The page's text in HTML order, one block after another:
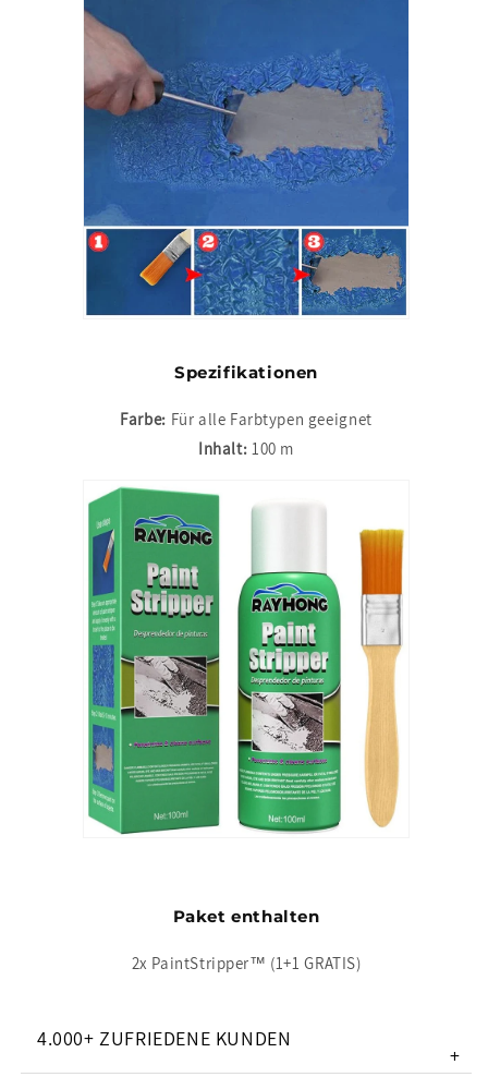
Spezifikationen
Farbe: Für alle Farbtypen geeignet
Inhalt: 100 m
Paket enthalten
2x PaintStripper™ (1+1 GRATIS)
4.000+ ZUFRIEDENE KUNDEN
+